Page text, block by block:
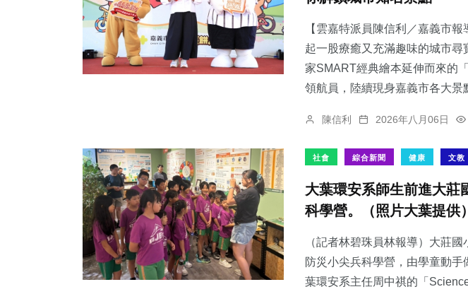
【雲嘉特派員陳信利／嘉義市
起一股療癒又充滿趣味的城市
家SMART經典繪本延伸而來的
領航員，陸續現身嘉義市各大
陳信利 2026年八月06日
社會 綜合新聞 健康 文教
大葉環安系師生前進大莊
科學營。（照片大葉提供）
（記者林碧珠員林報導）大莊
防災小尖兵科學營，由學童動手
葉環安系主任周中祺的「